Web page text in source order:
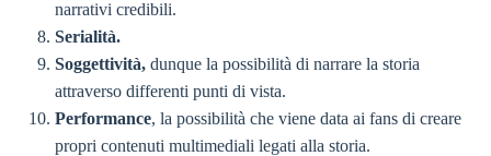
narrativi credibili.
Serialità.
Soggettività, dunque la possibilità di narrare la storia
attraverso differenti punti di vista.
Performance, la possibilità che viene data ai fans di creare
propri contenuti multimediali legati alla storia.